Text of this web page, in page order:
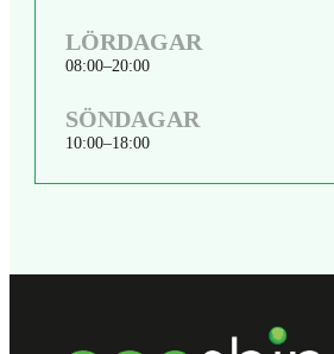
LÖRDAGAR
08:00 20:00
SÖNDAGAR
10:00 18:00